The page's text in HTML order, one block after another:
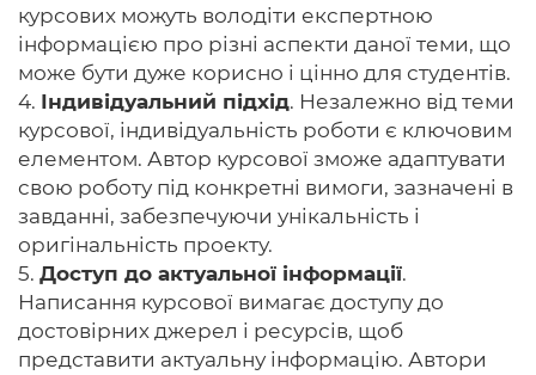
курсових можуть володіти експертною
інформацією про різні аспекти даної теми, що
може бути дуже корисно і цінно для студентів.
4. Індивідуальний підхід. Незалежно від теми
курсової, індивідуальність роботи є ключовим
елементом. Автор курсової зможе адаптувати
свою роботу під конкретні вимоги, зазначені в
завданні, забезпечуючи унікальність і
оригінальність проекту.
5. Доступ до актуальної інформації.
Написання курсової вимагає доступу до
достовірних джерел і ресурсів, щоб
представити актуальну інформацію. Автори